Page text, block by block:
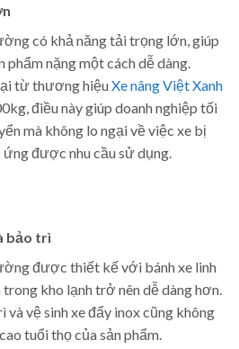
có khả năng tải trọng lớn, giúp
nặng một cách dễ dàng.
từ thương hiệuXe nâng Việt Xanh
điều này giúp doanh nghiệp tối
mà không lo ngại về việc xe bị
được nhu cầu sử dụng.
bảo trì
được thiết kế với bánh xe linh
kho lạnh trở nên dễ dàng hơn.
và vệ sinh xe đẩy inox cũng không
tuổi thọ của sản phẩm.